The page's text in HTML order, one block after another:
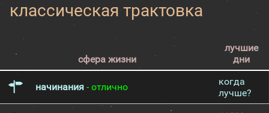
классическая трактовка
сфера жизни
лучшие
дни
начинания - отлично
когда
лучше?